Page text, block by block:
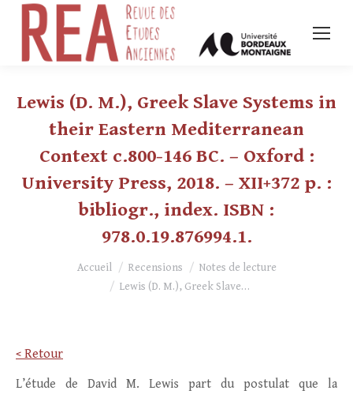
Lewis (D. M.), Greek Slave Systems in
their Eastern Mediterranean
Context c.800-146 BC. – Oxford :
University Press, 2018. – XII+372 p. :
bibliogr., index. ISBN :
978.0.19.876994.1.
Vous êtes ici :Accueil Recensions
Notes de lecture
Lewis (D. M.), Greek Slave…
< Retour
L’étude de David M. Lewis part du postulat que la